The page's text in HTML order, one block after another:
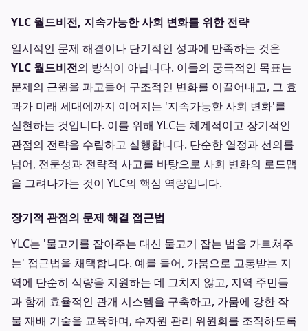
YLC 월드비전, 지속가능한 사회 변화를 위한 전략
일시적인 문제 해결이나 단기적인 성과에 만족하는 것은
YLC 월드비전의 방식이 아닙니다. 이들의 궁극적인 목표는
문제의 근원을 파고들어 구조적인 변화를 이끌어내고, 그 효
과가 미래 세대에까지 이어지는 '지속가능한 사회 변화'를
실현하는 것입니다. 이를 위해 YLC는 체계적이고 장기적인
관점의 전략을 수립하고 실행합니다. 단순한 열정과 선의를
넘어, 전문성과 전략적 사고를 바탕으로 사회 변화의 로드맵
을 그려나가는 것이 YLC의 핵심 역량입니다.
장기적 관점의 문제 해결 접근법
YLC는 '물고기를 잡아주는 대신 물고기 잡는 법을 가르쳐주
는' 접근법을 채택합니다. 예를 들어, 가뭄으로 고통받는 지
역에 단순히 식량을 지원하는 데 그치지 않고, 지역 주민들
과 함께 효율적인 관개 시스템을 구축하고, 가뭄에 강한 작
물 재배 기술을 교육하며, 수자원 관리 위원회를 조직하도록